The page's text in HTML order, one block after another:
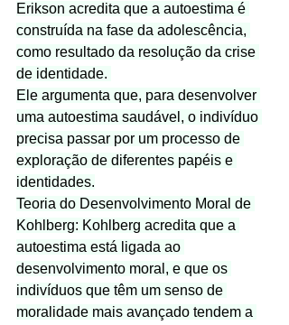
Erikson acredita que a autoestima é
construída na fase da adolescência,
como resultado da resolução da crise
de identidade.
Ele argumenta que, para desenvolver
uma autoestima saudável, o indivíduo
precisa passar por um processo de
exploração de diferentes papéis e
identidades.
Teoria do Desenvolvimento Moral de
Kohlberg: Kohlberg acredita que a
autoestima está ligada ao
desenvolvimento moral, e que os
indivíduos que têm um senso de
moralidade mais avançado tendem a